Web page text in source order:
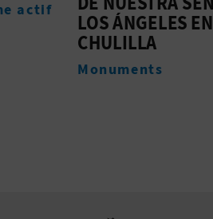
Monuments